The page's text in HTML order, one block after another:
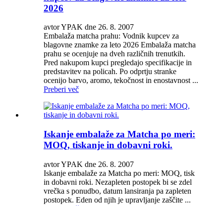
2026
avtor YPAK dne 26. 8. 2007
Embalaža matcha prahu: Vodnik kupcev za
blagovne znamke za leto 2026 Embalaža matcha
prahu se ocenjuje na dveh različnih trenutkih.
Pred nakupom kupci pregledajo specifikacije in
predstavitev na policah. Po odprtju stranke
ocenijo barvo, aromo, tekočnost in enostavnost ...
Preberi več
Iskanje embalaže za Matcha po meri:
MOQ, tiskanje in dobavni roki.
avtor YPAK dne 26. 8. 2007
Iskanje embalaže za Matcha po meri: MOQ, tisk
in dobavni roki. Nezapleten postopek bi se zdel
vrečka s ponudbo, datum lansiranja pa zapleten
postopek. Eden od njih je upravljanje zaščite ...